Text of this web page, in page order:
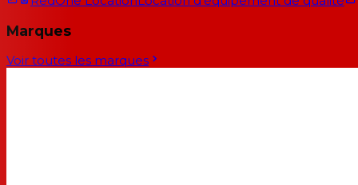
Marques
Voir toutes les marques